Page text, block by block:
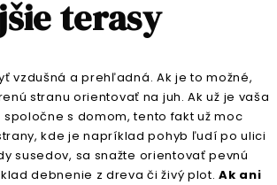
terasy
vzdušná a prehľadná. Ak je to možné,
stranu orientovať na juh. Ak už je vaša
s domom, tento fakt už moc
kde je napríklad pohyb ľudí po ulici
susedov, sa snažte orientovať pevnú
debnenie z dreva či živý plot. Ak ani